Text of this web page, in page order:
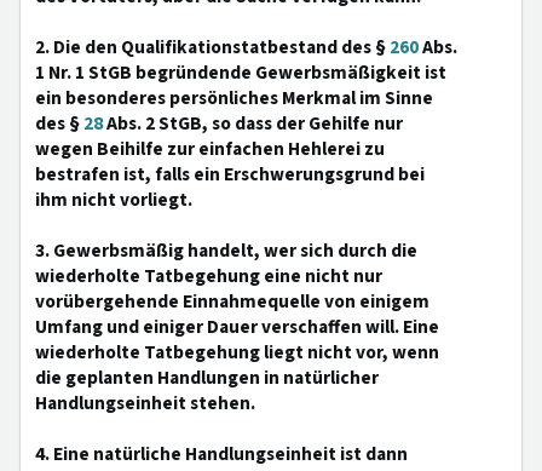
2. Die den Qualifikationstatbestand des §260Abs.
1 Nr. 1 StGB begründende Gewerbsmäßigkeit ist
ein besonderes persönliches Merkmal im Sinne
des §28Abs. 2 StGB, so dass der Gehilfe nur
wegen Beihilfe zur einfachen Hehlerei zu
bestrafen ist, falls ein Erschwerungsgrund bei
ihm nicht vorliegt.
3. Gewerbsmäßig handelt, wer sich durch die
wiederholte Tatbegehung eine nicht nur
vorübergehende Einnahmequelle von einigem
Umfang und einiger Dauer verschaffen will. Eine
wiederholte Tatbegehung liegt nicht vor, wenn
die geplanten Handlungen in natürlicher
Handlungseinheit stehen.
4. Eine natürliche Handlungseinheit ist dann